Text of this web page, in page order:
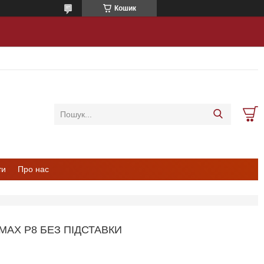
Кошик
Про нас
P8 БЕЗ ПІДСТАВКИ